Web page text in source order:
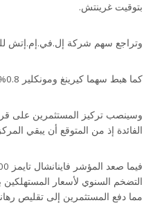
بتوقيت غرينتش.
وتراجع سهم شركة إل.في.إم.إتش للسلع الفاخرة
كما هبط سهما كيرينغ ومونكلير 0.8% و0.9% على الترتيب.
وسينصب تركيز المستثمرين على
الفائدة إذ من المتوقع أن يبقي
التضخم السنوي لأسعار
مما دفع المستثمرين إلى تقليص